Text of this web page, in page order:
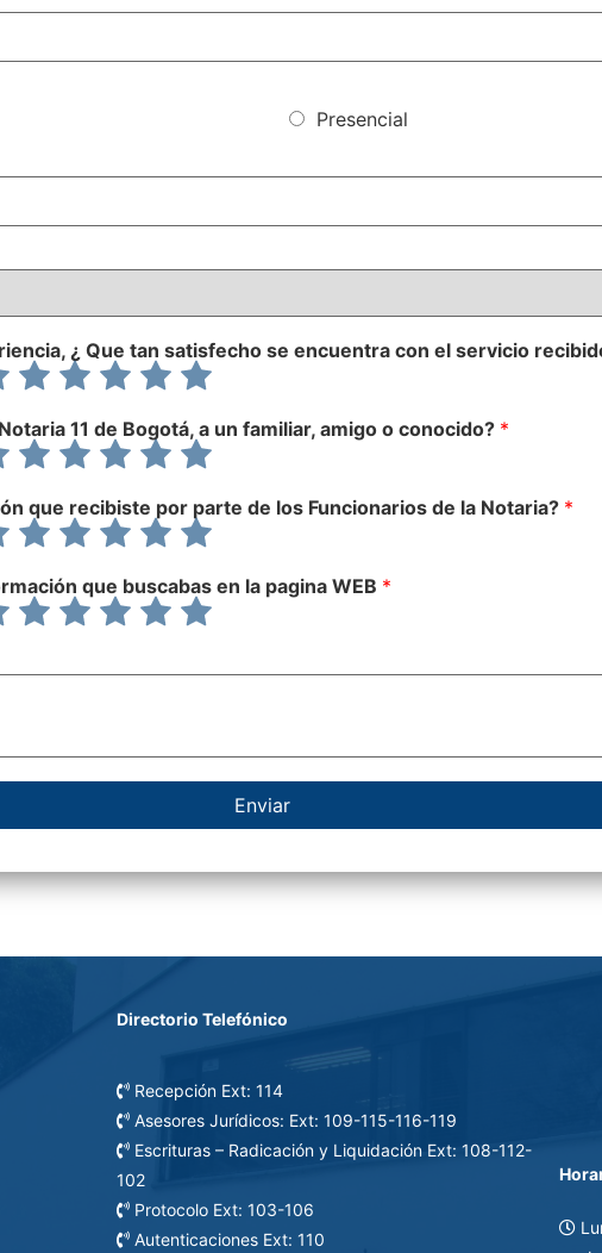
Presencial
¿ Que tan satisfecho se encuentra con el servicio
Valora
6
10
Valora
7
10
Valora
8
10
Valora
9
10
Valora
10
10
11 de Bogotá, a un familiar, amigo o conocido? *
Valora
6
10
Valora
7
10
Valora
8
10
Valora
9
10
Valora
10
10
que recibiste por parte de los Funcionarios de la Notaria? *
Valora
6
10
Valora
7
10
Valora
8
10
Valora
9
10
Valora
10
10
que buscabas en la pagina WEB *
Valora
6
Valora
7
Valora
8
Valora
9
Valora
10
Enviar
Directorio Telefónico
Recepción Ext: 114
Asesores Jurídicos: Ext: 109-115-116-119
Escrituras – Radicación y Liquidación Ext: 108-112-
102
Protocolo Ext: 103-106
Autenticaciones Ext: 110